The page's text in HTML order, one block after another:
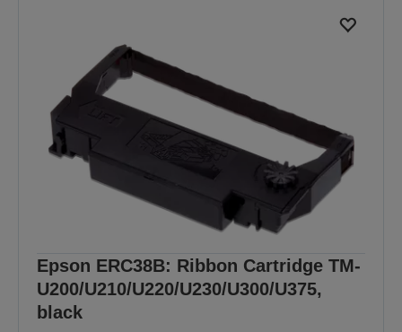
Epson ERC38B: Ribbon Cartridge TM-
U200/U210/U220/U230/U300/U375,
black